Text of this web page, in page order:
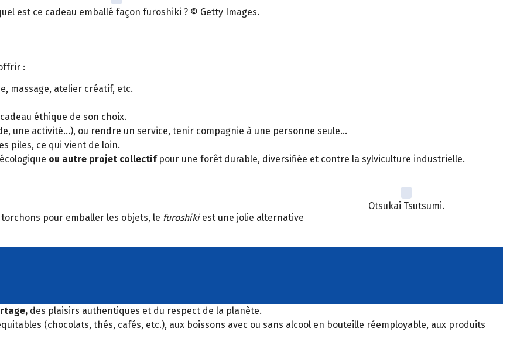
est ce cadeau emballé façon furoshiki ? © Getty Images.
:
massage, atelier créatif, etc.
éthique de son choix.
une activité...), ou rendre un service, tenir compagnie à une personne seule...
piles, ce qui vient de loin.
ou autre projet collectifpour une forêt durable, diversifiée et contre la sylviculture industrielle.
pour emballer les objets, le furoshikiest une jolie alternative
Otsukai Tsutsumi.
des plaisirs authentiques et du respect de la planète.
(chocolats, thés, cafés, etc.), aux boissons avec ou sans alcool en bouteille réemployable, aux produits